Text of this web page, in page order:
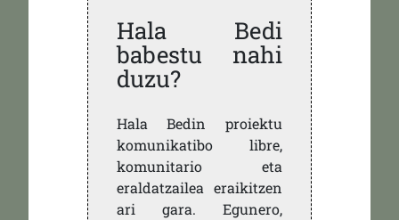
Hala Bedi
babestu nahi
duzu?
Hala Bedin proiektu
komunikatibo libre,
komunitario eta
eraldatzailea eraikitzen
ari gara. Egunero,